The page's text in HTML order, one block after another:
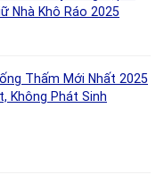
Nhà Khô Ráo 2025
Thấm Mới Nhất 2025
Không Phát Sinh